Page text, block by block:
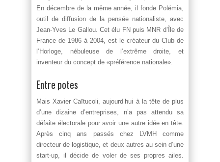
En décembre de la même année, il fonde Polémia,
outil de diffusion de la pensée nationaliste, avec
Jean-Yves Le Gallou. Cet élu FN puis MNR d’Île de
France de 1986 à 2004, est le créateur du Club de
l’Horloge, nébuleuse de l’extrême droite, et
inventeur du concept de «préférence nationale».
Entre potes
Mais Xavier Caïtucoli, aujourd’hui à la tête de plus
d’une dizaine d’entreprises, n’a pas attendu sa
défaite électorale pour avoir une autre idée en tête.
Après cinq ans passés chez LVMH comme
directeur de logistique, et deux autres au sein d’une
start-up, il décide de voler de ses propres ailes.